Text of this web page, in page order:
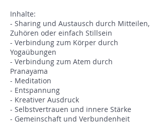
Inhalte:
- Sharing und Austausch durch Mitteilen,
Zuhören oder einfach Stillsein
- Verbindung zum Körper durch
Yogaübungen
- Verbindung zum Atem durch
Pranayama
- Meditation
- Entspannung
- Kreativer Ausdruck
- Selbstvertrauen und innere Stärke
- Gemeinschaft und Verbundenheit